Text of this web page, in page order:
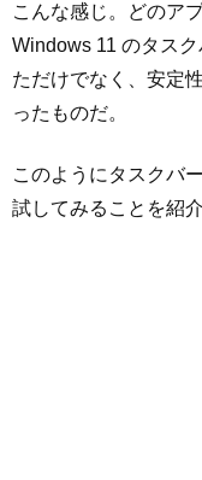
こんな感じ。どのア
Windows 11 のタス
ただけでなく、安定
ったものだ。
このようにタスクバ
試してみることを紹介